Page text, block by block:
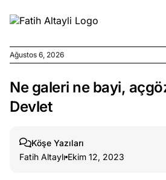
Ağustos
5, 2026
Ağustos 6, 2026
Ne galeri ne bayi,
Devlet
Köşe Yazıları
Fatih Altaylı Ekim 12, 2023